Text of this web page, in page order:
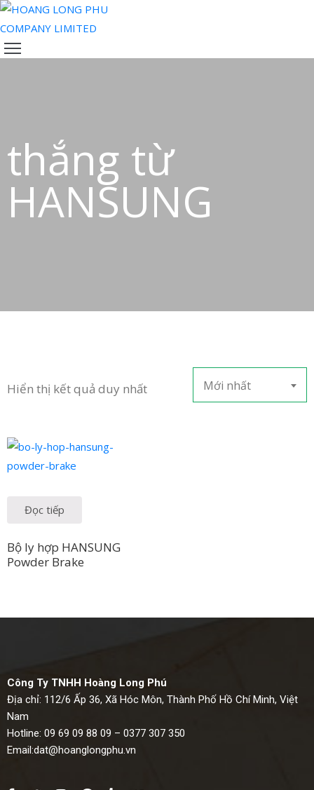
TRANG
SẢN
PHẨM
ĐỘI
thắng từ
HANSUNG
Hiển thị kết quả duy nhất Mới nhất
Đọc tiếp
Bộ ly hợp HANSUNG
Powder Brake
Công Ty TNHH Hoàng Long Phú
Địa chỉ: 112/6 Ấp 36, Xã Hóc Môn, Thành Phố Hồ Chí Minh, Việt
Nam
Hotline: 09 69 09 88 09 – 0377 307 350
Email:dat@hoanglongphu.vn